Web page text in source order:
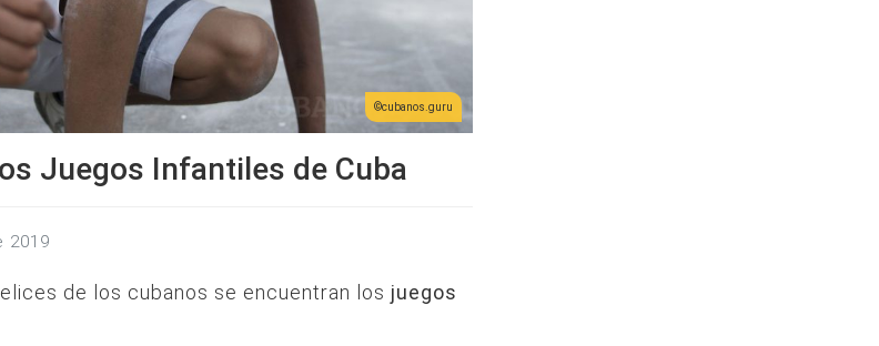
cubanos.guru
Juegos Infantiles de Cuba
2019
de los cubanos se encuentran los juegos